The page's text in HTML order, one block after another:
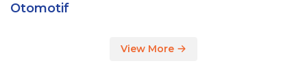
Otomotif
View More